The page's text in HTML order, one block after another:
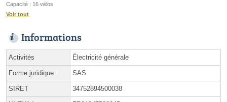
Capacité : 16 vélos
Voir tout
Informations
Activités Électricité générale
Forme juridique SAS
SIRET 34752894500038